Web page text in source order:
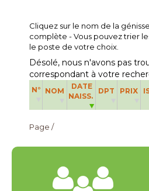
Cliquez sur le nom de la
complète - Vous pouvez trier
le poste de votre choix.
Désolé, nous n'avons pas
correspondant à votre
N° NOM
DATE
NAISS.
DPT PRIX
Page /